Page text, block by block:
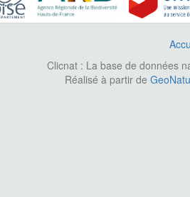
Clicnat : La base de données
Réalisé à partir de